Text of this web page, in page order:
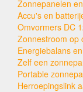
Zonnepanelen
Accu's en
Omvormers DC
Zonnestroom op
Energiebalans
Zelf een
Portable
Herroepingslink